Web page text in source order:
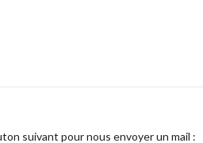
suivant pour nous envoyer un mail :